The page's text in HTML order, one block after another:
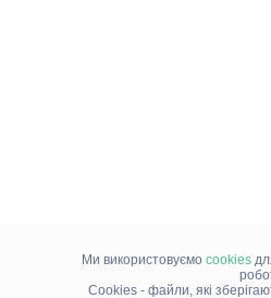
Ми використовуємо cookies
Cookies - файли, які